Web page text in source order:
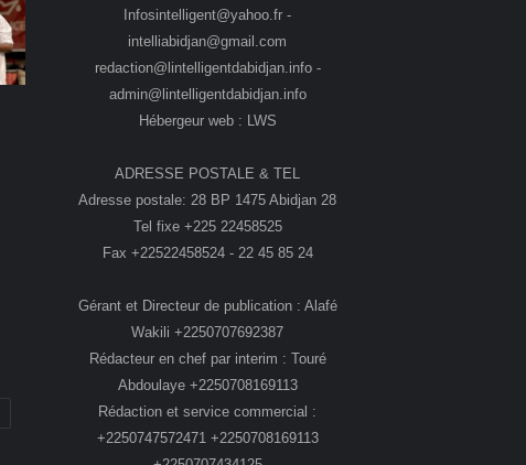
Infosintelligent@yahoo.fr -
intelliabidjan@gmail.com
redaction@lintelligentdabidjan.info -
admin@lintelligentdabidjan.info
Hébergeur web : LWS
ADRESSE POSTALE & TEL
Adresse postale: 28 BP 1475 Abidjan 28
Tel fixe +225 22458525
Fax +22522458524 - 22 45 85 24
Gérant et Directeur de publication : Alafé
Wakili +2250707692387
Rédacteur en chef par interim : Touré
Abdoulaye +2250708169113
Rédaction et service commercial :
+2250747572471 +2250708169113